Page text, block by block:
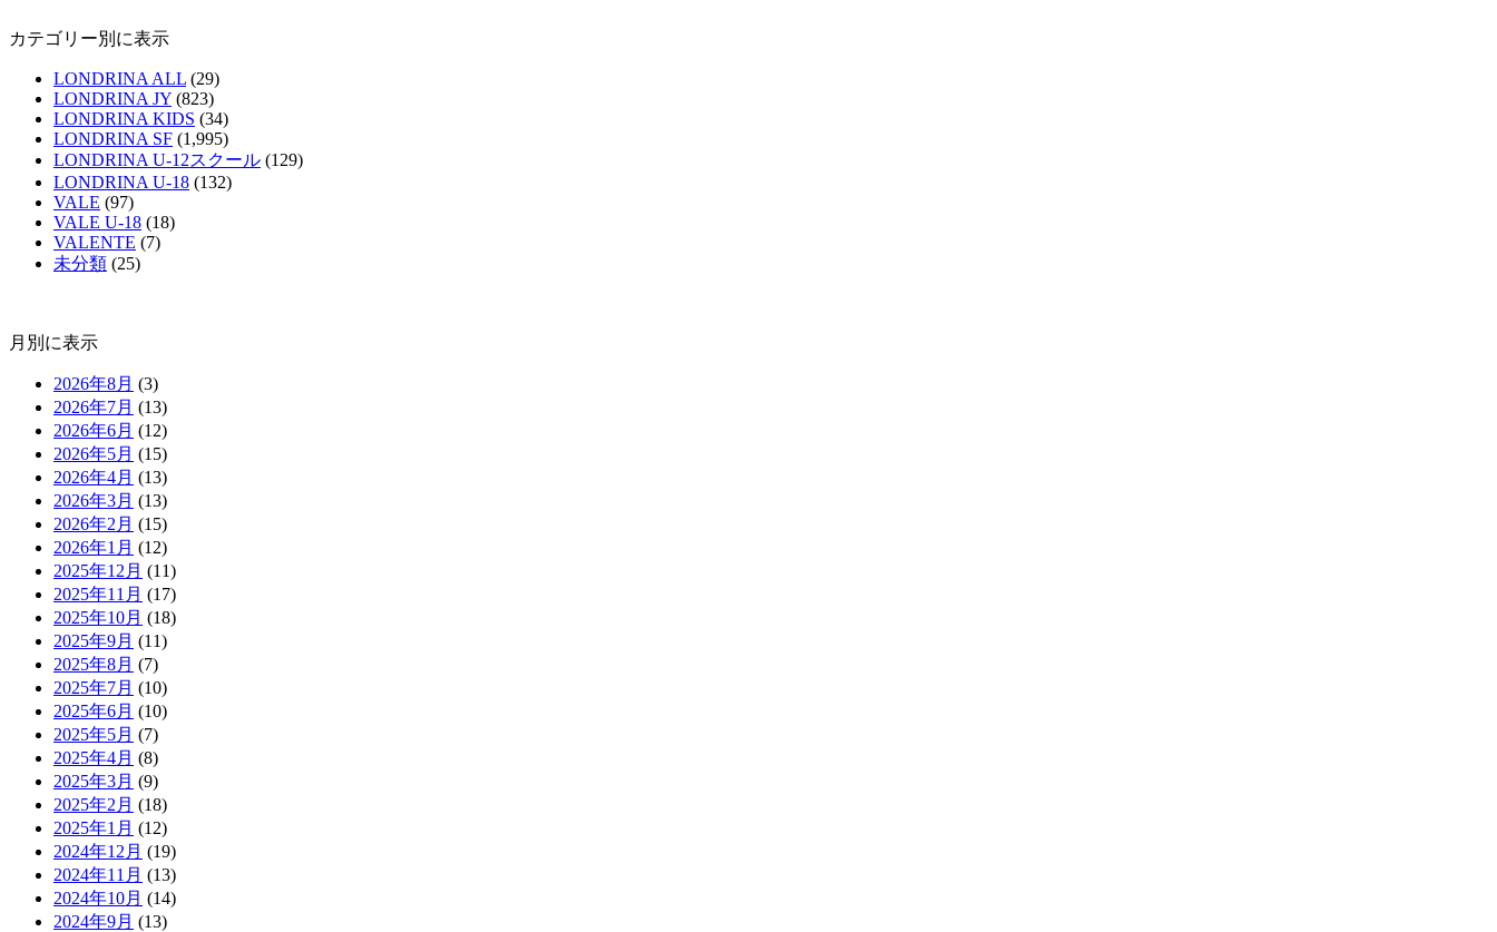
カテゴリー別に表示
LONDRINA ALL (29)
LONDRINA JY (823)
LONDRINA KIDS (34)
LONDRINA SF (1,995)
LONDRINA U-12スクール (129)
LONDRINA U-18 (132)
VALE (97)
VALE U-18 (18)
VALENTE (7)
未分類 (25)
月別に表示
2026年8月 (3)
2026年7月 (13)
2026年6月 (12)
2026年5月 (15)
2026年4月 (13)
2026年3月 (13)
2026年2月 (15)
2026年1月 (12)
2025年12月 (11)
2025年11月 (17)
2025年10月 (18)
2025年9月 (11)
2025年8月 (7)
2025年7月 (10)
2025年6月 (10)
2025年5月 (7)
2025年4月 (8)
2025年3月 (9)
2025年2月 (18)
2025年1月 (12)
2024年12月 (19)
2024年11月 (13)
2024年10月 (14)
2024年9月 (13)